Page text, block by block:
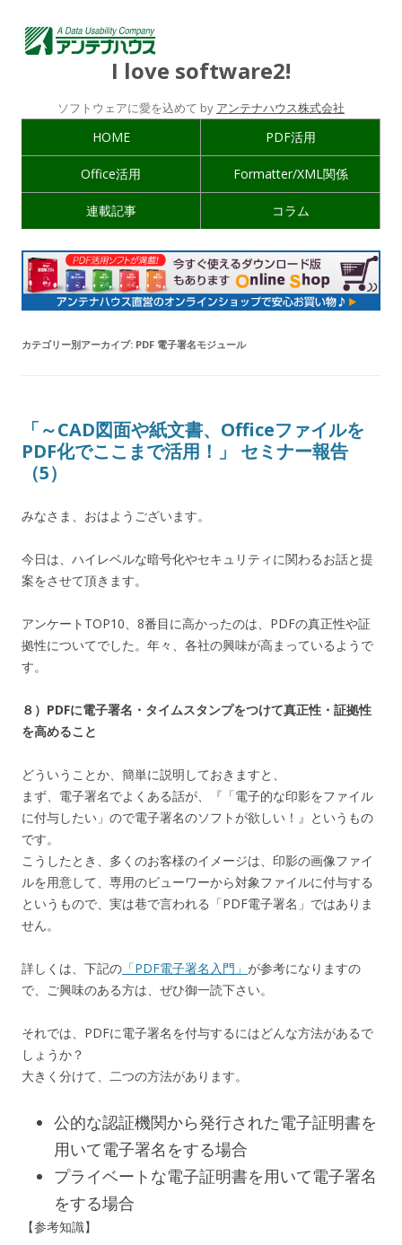
I love software2!
ソフトウェアに愛を込めて by アンテナハウス株式会社
HOME PDF活用
Office活用 Formatter/XML関係
連載記事 コラム
カテゴリー別アーカイブ: PDF 電子署名モジュール
「～CAD図面や紙文書、Officeファイルを
PDF化でここまで活用！」 セミナー報告
（5）
みなさま、おはようございます。
今日は、ハイレベルな暗号化やセキュリティに関わるお話と提
案をさせて頂きます。
アンケートTOP10、8番目に高かったのは、PDFの真正性や証
拠性についてでした。年々、各社の興味が高まっているようで
す。
８）PDFに電子署名・タイムスタンプをつけて真正性・証拠性
を高めること
どういうことか、簡単に説明しておきますと、
まず、電子署名でよくある話が、『「電子的な印影をファイル
に付与したい」ので電子署名のソフトが欲しい！』というもの
です。
こうしたとき、多くのお客様のイメージは、印影の画像ファイ
ルを用意して、専用のビューワーから対象ファイルに付与する
というもので、実は巷で言われる「PDF電子署名」ではありま
せん。
詳しくは、下記の 「PDF電子署名入門」 が参考になりますの
で、ご興味のある方は、ぜひ御一読下さい。
それでは、PDFに電子署名を付与するにはどんな方法があるで
しょうか？
大きく分けて、二つの方法があります。
公的な認証機関から発行された電子証明書を
用いて電子署名をする場合
プライベートな電子証明書を用いて電子署名
をする場合
【参考知識】